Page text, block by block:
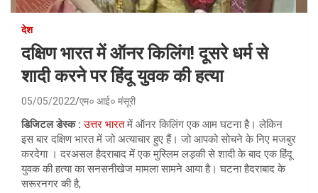
देश
दक्षिण भारत में ऑनर किलिंग! दूसरे धर्म से
शादी करने पर हिंदू युवक की हत्या
05/05/2022 एम० आई० मंसूरी
डिजिटल डेस्क : उत्तर भारतमें ऑनर किलिंग एक आम घटना है। लेकिन
इस बार दक्षिण भारत में जो अत्याचार हुए हैं। जो आपको सोचने के निए मजबुर
करदेगा । दरअसल हैदराबाद में एक मुस्लिम लड़की से शादी के बाद एक हिंदू
युवक की हत्या का सनसनीखेज मामला सामने आया है। घटना हैदराबाद के
सरूरनगर की है,